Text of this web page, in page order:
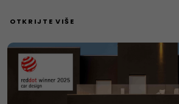
OTKRIJTE VIŠE